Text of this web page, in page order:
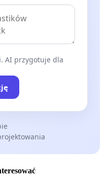
AI przygotuje dla